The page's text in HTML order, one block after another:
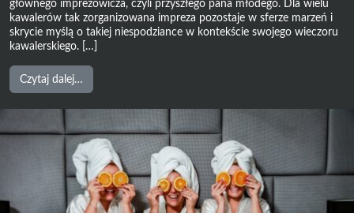
głównego imprezowicza, czyli przyszłego pana młodego. Dla wielu
kawalerów tak zorganizowana impreza pozostaje w sferze marzeń i
skrycie myślą o takiej niespodziance w kontekście swojego wieczoru
kawalerskiego. […]
Czytaj dalej…
Sexy
Kraków
–
wymarzony
wieczór
dla
Twojego